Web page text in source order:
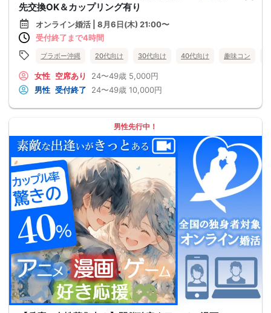
先交換OK＆カップリング有り
オンライン婚活 | 8月6日(木) 21:00〜
受付終了まで4時間
ブラボー沖縄 20代向け 30代向け 40代向け 趣味コン
女性 空席あり 24〜49歳 5,000円
男性 受付終了 24〜49歳 10,000円
男性先行中！